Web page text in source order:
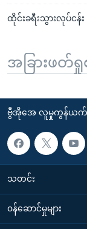
ထိုင်းခရီးသွားလုပ်ငန်
အခြားဖတ်ရှု
ဗွီအိုအေ လူမှုကွန်ယက်မ
သတင်း
၀န်ဆောင်မှုများ